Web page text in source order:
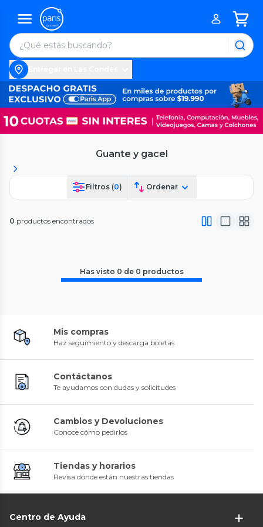
Guante y gacel
Filtros (0) Ordenar
0 productos encontrados
Has visto 0 de 0 productos
Mis compras
Haz seguimiento y descarga boletas
Contáctanos
Te ayudamos con dudas y solicitudes
Cambios y Devoluciones
Conoce cómo pedirlos
Tiendas y horarios
Revisa dónde están nuestras tiendas
Centro de Ayuda